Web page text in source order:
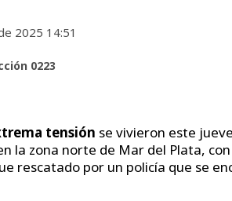
2025 14:51
0223
tensión se vivieron este
la zona norte de Mar del Plata, con
rescatado por un policía que se